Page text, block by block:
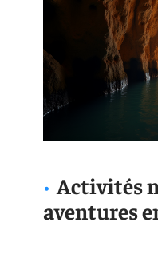
Activités
aventures